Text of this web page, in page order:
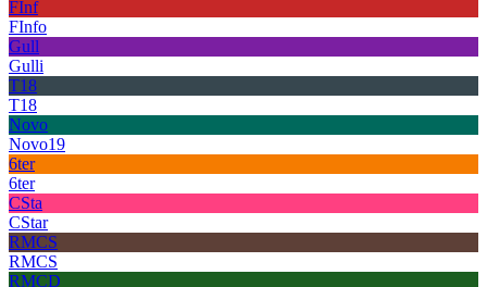
FInf
FInfo
Gull
Gulli
T18
T18
Novo
Novo19
6ter
6ter
CSta
CStar
RMCS
RMCS
RMCD